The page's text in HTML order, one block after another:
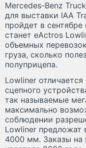
Mercedes-Benz
для выставки IAA
пройдет в
станет eActros
объемных
груза, сколько
полуприцепа.
Lowliner
сцепного
так называемые
максимально
соблюдении
Lowliner предложат
4000 мм. Заказы на